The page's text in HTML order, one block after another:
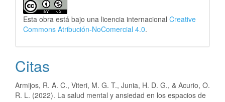
Esta obra está bajo una licencia internacional Creative
Commons Atribución-NoComercial 4.0.
Citas
Armijos, R. A. C., Viteri, M. G. T., Junia, H. D. G., & Acurio, O.
R. L. (2022). La salud mental y ansiedad en los espacios de